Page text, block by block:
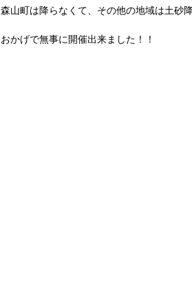
森山町は降らなくて、その他の地域は土砂
おかげで無事に開催出来ました！！